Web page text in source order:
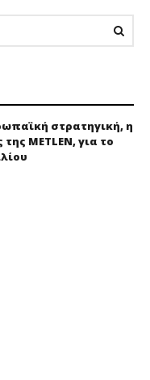
στρατηγική, η
METLEN, για το